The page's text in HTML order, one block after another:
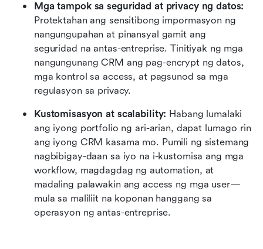
Mga tampok sa seguridad at privacy ng datos:
Protektahan ang sensitibong impormasyon ng
nangungupahan at pinansyal gamit ang
seguridad na antas-entreprise. Tinitiyak ng mga
nangungunang CRM ang pag-encrypt ng datos,
mga kontrol sa access, at pagsunod sa mga
regulasyon sa privacy.
Kustomisasyon at scalability: Habang lumalaki
ang iyong portfolio ng ari-arian, dapat lumago rin
ang iyong CRM kasama mo. Pumili ng sistemang
nagbibigay-daan sa iyo na i-kustomisa ang mga
workflow, magdagdag ng automation, at
madaling palawakin ang access ng mga user—
mula sa maliliit na koponan hanggang sa
operasyon ng antas-entreprise.